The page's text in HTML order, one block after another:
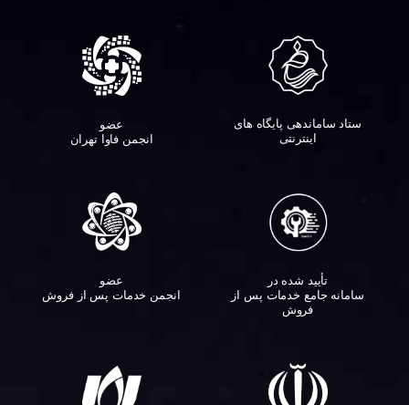
ستاد ساماندهی پایگاه های
اینترنتی
عضو
انجمن فاوا تهران
تأیید شده در
سامانه جامع خدمات پس از
فروش
عضو
انجمن خدمات پس از فروش